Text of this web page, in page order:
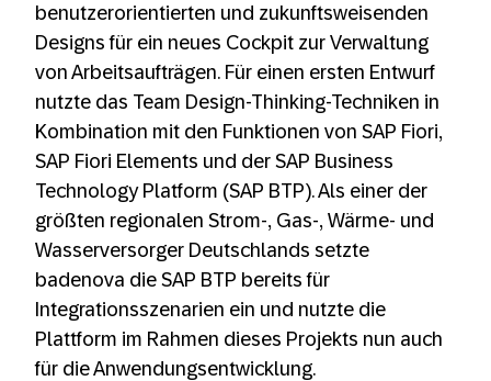
benutzerorientierten und zukunftsweisenden
Designs für ein neues Cockpit zur Verwaltung
von Arbeitsaufträgen. Für einen ersten Entwurf
nutzte das Team Design-Thinking-Techniken in
Kombination mit den Funktionen von SAP Fiori,
SAP Fiori Elements und der SAP Business
Technology Platform (SAP BTP). Als einer der
größten regionalen Strom-, Gas-, Wärme- und
Wasserversorger Deutschlands setzte
badenova die SAP BTP bereits für
Integrationsszenarien ein und nutzte die
Plattform im Rahmen dieses Projekts nun auch
für die Anwendungsentwicklung.